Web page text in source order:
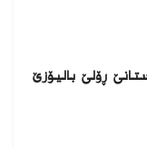
ڕۆلێ بالیۆزێ